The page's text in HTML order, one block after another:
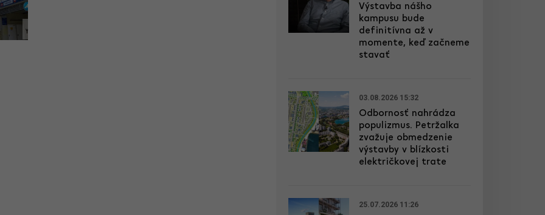
Výstavba nášho
kampusu bude
definitívna až v
momente, keď začneme
stavať
03.08.2026 15:32
Odbornosť nahrádza
populizmus. Petržalka
zvažuje obmedzenie
výstavby v blízkosti
električkovej trate
25.07.2026 11:26